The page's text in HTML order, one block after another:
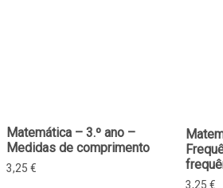
Matemática – 3.º ano –
Medidas de comprimento
3,25 €
3,25 €